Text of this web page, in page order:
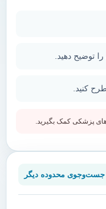
جست‌وجوی محدوده دیگر
توضیح دهید.
کنید.
پزشکی کمک بگیرید.